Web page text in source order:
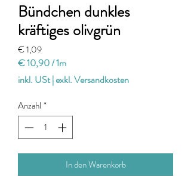
Bündchen dunkles
kräftiges olivgrün
€ 1,09Preis
€ 10,90/1m
€ 10,90
pro
1
Meter
inkl. USt|exkl. Versandkosten
Anzahl *
In den Warenkorb